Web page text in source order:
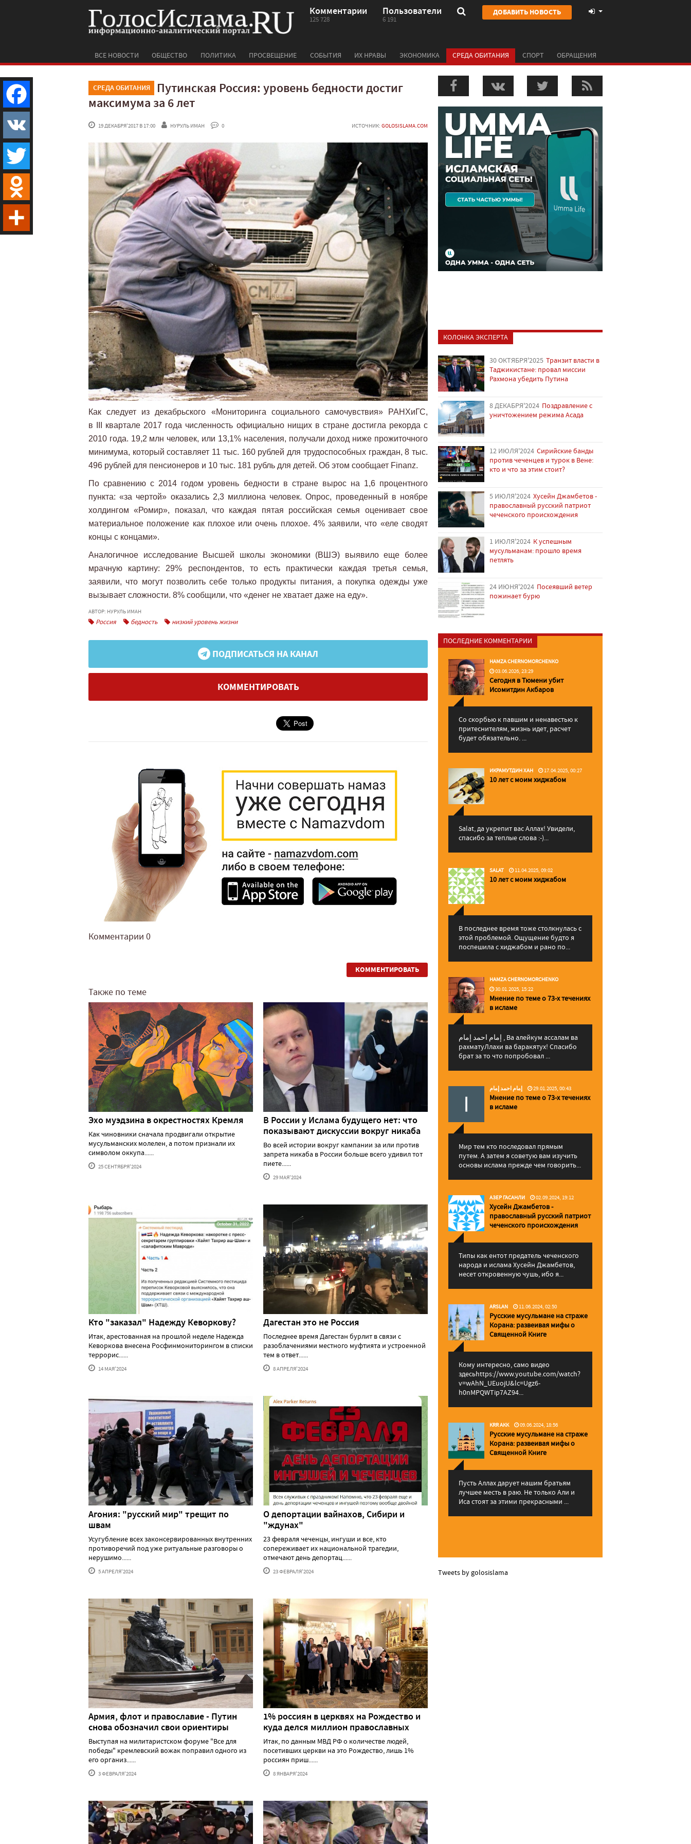
Комментарии
125 728
Пользователи
6 191
ДОБАВИТЬ НОВОСТЬ
ВСЕ НОВОСТИ ОБЩЕСТВО ПОЛИТИКА ПРОСВЕЩЕНИЕ СОБЫТИЯ ИХ НРАВЫ ЭКОНОМИКА СРЕДА ОБИТАНИЯ СПОРТ ОБРАЩЕНИЯ
СРЕДА ОБИТАНИЯ
Путинская Россия: уровень бедности достиг
максимума за 6 лет
19 ДЕКАБРЯ'2017 В 17:00 НУРУЛЬ ИМАН 0 ИСТОЧНИК: GOLOSISLAMA.COM
Как следует из декабрьского «Мониторинга социального самочувствия» РАНХиГС,
в III квартале 2017 года численность официально нищих в стране достигла рекорда с
2010 года. 19,2 млн человек, или 13,1% населения, получали доход ниже прожиточного
минимума, который составляет 11 тыс. 160 рублей для трудоспособных граждан, 8 тыс.
496 рублей для пенсионеров и 10 тыс. 181 рубль для детей. Об этом сообщает Finanz.
По сравнению с 2014 годом уровень бедности в стране вырос на 1,6 процентного
пункта: «за чертой» оказались 2,3 миллиона человек. Опрос, проведенный в ноябре
холдингом «Ромир», показал, что каждая пятая российская семья оценивает свое
материальное положение как плохое или очень плохое. 4% заявили, что «еле сводят
концы с концами».
Аналогичное исследование Высшей школы экономики (ВШЭ) выявило еще более
мрачную картину: 29% респондентов, то есть практически каждая третья семья,
заявили, что могут позволить себе только продукты питания, а покупка одежды уже
вызывает сложности. 8% сообщили, что «денег не хватает даже на еду».
АВТОР: НУРУЛЬ ИМАН
Россия бедность низкий уровень жизни
ПОДПИСАТЬСЯ НА КАНАЛ
КОММЕНТИРОВАТЬ
Комментарии 0
КОММЕНТИРОВАТЬ
Также по теме
Эхо муэдзина в окрестностях Кремля
Как чиновники сначала продвигали открытие
мусульманских молелен, а потом признали их
символом оккупа......
25 СЕНТЯБРЯ'2024
В России у Ислама будущего нет: что
показывают дискуссии вокруг никаба
Во всей истории вокруг кампании за или против
запрета никаба в России больше всего удивил тот
пиете......
29 МАЯ'2024
Кто "заказал" Надежду Кеворкову?
Итак, арестованная на прошлой неделе Надежда
Кеворкова внесена Росфинмониторингом в списки
террорис......
14 МАЯ'2024
Дагестан это не Россия
Последнее время Дагестан бурлит в связи с
разоблачениями местного муфтията и устроенной
тем в ответ......
8 АПРЕЛЯ'2024
Агония: "русский мир" трещит по
швам
Усугубление всех законсервированных внутренних
противоречий под уже ритуальные разговоры о
нерушимо......
5 АПРЕЛЯ'2024
О депортации вайнахов, Сибири и
"ждунах"
23 февраля чеченцы, ингуши и все, кто
сопереживает их национальной трагедии,
отмечают день депортац......
23 ФЕВРАЛЯ'2024
Армия, флот и православие - Путин
снова обозначил свои ориентиры
Выступая на милитаристском форуме "Все для
победы" кремлевский вожак поправил одного из
его организ......
3 ФЕВРАЛЯ'2024
1% россиян в церквях на Рождество и
куда делся миллион православных
Итак, по данным МВД РФ о количестве людей,
посетивших церкви на это Рождество, лишь 1%
россиян приш......
8 ЯНВАРЯ'2024
КОЛОНКА ЭКСПЕРТА
30 ОКТЯБРЯ'2025 Транзит власти в
Таджикистане: провал миссии
Рахмона убедить Путина
8 ДЕКАБРЯ'2024 Поздравление с
уничтожением режима Асада
12 ИЮЛЯ'2024 Сирийские банды
против чеченцев и турок в Вене:
кто и что за этим стоит?
5 ИЮЛЯ'2024 Хусейн Джамбетов -
православный русский патриот
чеченского происхождения
1 ИЮЛЯ'2024 К успешным
мусульманам: прошло время
петлять
24 ИЮНЯ'2024 Посеявший ветер
пожинает бурю
ПОСЛЕДНИЕ КОММЕНТАРИИ
HAMZA CHERNOMORCHENKO
03.06.2026, 23:29
Сегодня в Тюмени убит
Исомитдин Акбаров
Со скорбью к павшим и ненавестью к
притеснителям, жизнь идет, расчет
будет обязательно. ...
ИКРАМУТДИН ХАН 17.04.2025, 00:27
10 лет с моим хиджабом
Salat, да укрепит вас Аллаx! Увидели,
спасибо за теплые слова :-)...
SALAT 11.04.2025, 09:02
10 лет с моим хиджабом
В последнее время тоже столкнулась с
этой проблемой. Ощущение будто я
поспешила с хиджабом и рано по...
HAMZA CHERNOMORCHENKO
30.01.2025, 15:22
Мнение по теме о 73-х течениях
в исламе
إمام احمد إمام , Ва алейкум ассалам ва
рахматуЛлахи ва баракятух! Спасибо
брат за то что попробовал ...
إمام احمد إمام 29.01.2025, 00:43
Мнение по теме о 73-х течениях
в исламе
Мир тем кто последовал прямым
путем. А затем я советую вам изучить
основы ислама прежде чем говорить...
АЗЕР ГАСАНЛИ 02.09.2024, 19:12
Хусейн Джамбетов -
православный русский патриот
чеченского происхождения
Типы как ентот предатель чеченского
народа и ислама Хусейн Джамбетов,
несет откровенную чушь, ибо я...
ARSLAN 11.06.2024, 02:50
Русские мусульмане на страже
Корана: pазвеивая мифы о
Священной Книге
Кому интересно, само видео
здесьhttps://www.youtube.com/watch?
v=wAhN_UEuojU&lc=Ugz6-
h0nMPQWTip7AZ94...
KRR AKK 09.06.2024, 18:56
Русские мусульмане на страже
Корана: pазвеивая мифы о
Священной Книге
Пусть Аллах дарует нашим братьям
лучшее месть в раю. Не только Али и
Иса стоят за этими прекрасными ...
Tweets by golosislama
Facebook
VK
Twitter
Odnoklassniki